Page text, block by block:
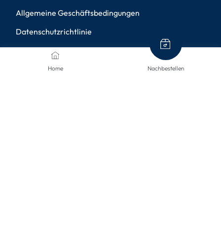
Home Nachbestellen
Allgemeine Geschäftsbedingungen
Datenschutzrichtlinie
Impressum
Versandinformationen